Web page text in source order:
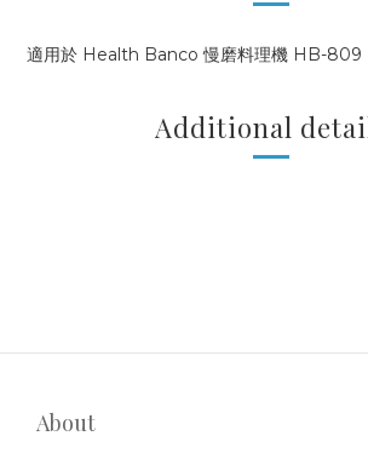
適用於 Health Banco 慢磨料理機 HB-809
Additional
About